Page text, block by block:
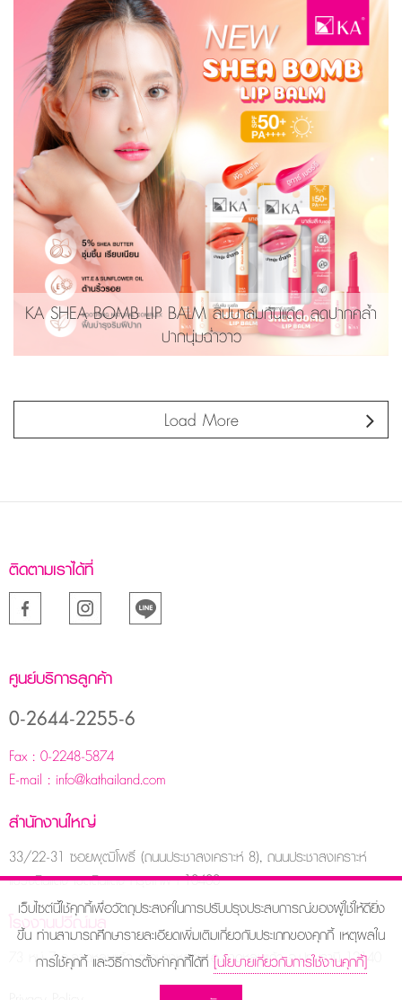
KA SHEA BOMB LIP BALM ลิปบาล์มกันแดด ลดปากคล้ำ
ปากนุ่มฉ่ำวาว
Load More
ติดตามเราได้ที่
ศูนย์บริการลูกค้า
0-2644-2255-6
Fax : 0-2248-5874
E-mail : info@kathailand.com
สำนักงานใหญ่
33/22-31 ซอยพุฒิโพธิ์ (ถนนประชาสงเคราะห์ 8), ถนนประชาสงเคราะห์
แขวงดินแดง เขตดินแดง กรุงเทพฯ 10400
โรงงานปวีณ์มล
73 หมู่ 7 ถ.ลาดหลุมแก้ว ต.คูบางหลวง อ.ลาดหลุมแก้ว จ.ปทุมธานี 12140
เว็บไซต์นี้ใช้คุกกี้เพื่อวัตถุประสงค์ในการปรับปรุงประสบการณ์ของผู้ใช้ให้ดียิ่ง
ขึ้น ท่านสามารถศึกษารายละเอียดเพิ่มเติมเกี่ยวกับประเภทของคุกกี้ เหตุผลใน
การใช้คุกกี้ และวิธีการตั้งค่าคุกกี้ได้ที่ [นโยบายเกี่ยวกับการใช้งานคุกกี้]